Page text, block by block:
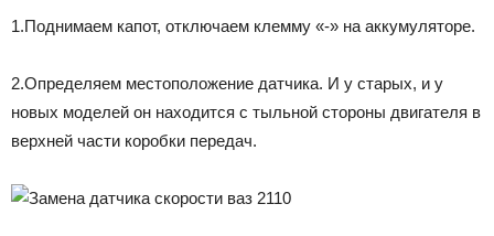
1.Поднимаем капот, отключаем клемму «-» на аккумуляторе.
2.Определяем местоположение датчика. И у старых, и у
новых моделей он находится с тыльной стороны двигателя в
верхней части коробки передач.